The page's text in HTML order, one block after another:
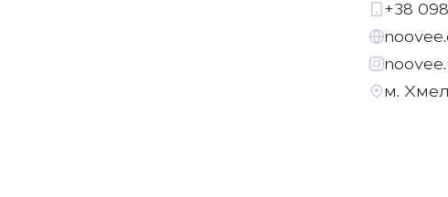
+38
м.